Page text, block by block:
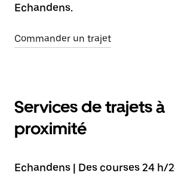
Echandens.
Commander un trajet
Services de trajets à
proximité
Echandens | Des courses 24 h/